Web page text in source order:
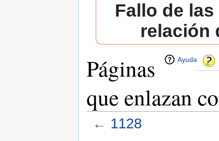
Fallo de
relación
Ayuda
Páginas
que enlazan
← 1128